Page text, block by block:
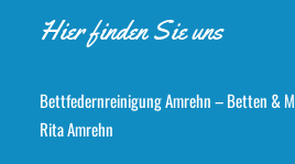
Tina und Michael Müller
Hier finden Sie uns
Bettfedernreinigung Amrehn – Betten &
Rita Amrehn